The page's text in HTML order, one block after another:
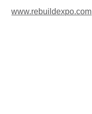
www.rebuildexpo.com